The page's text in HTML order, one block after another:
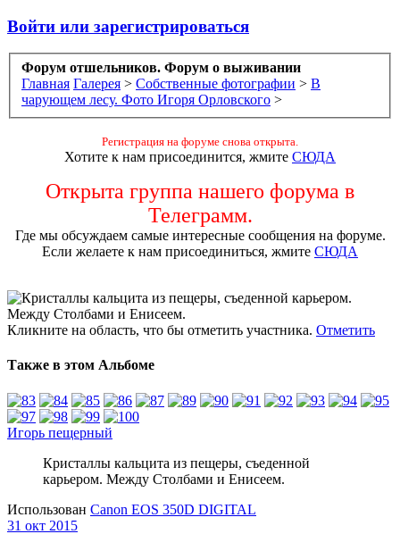
Войти или зарегистрироваться
Форум отшельников. Форум о выживании
Главная Галерея > Собственные фотографии > В
чарующем лесу. Фото Игоря Орловского >
Регистрация на форуме снова открыта.
Хотите к нам присоединится, жмите СЮДА
Открыта группа нашего форума в
Телеграмм.
Где мы обсуждаем самые интересные сообщения на форуме.
Если желаете к нам присоединиться, жмите СЮДА
Кликните на область, что бы отметить участника. Отметить
Также в этом Альбоме
Игорь пещерный
Кристаллы кальцита из пещеры, съеденной
карьером. Между Столбами и Енисеем.
Использован Canon EOS 350D DIGITAL
31 окт 2015